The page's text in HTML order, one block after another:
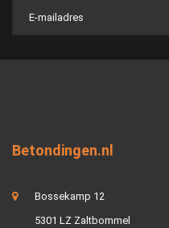
Betondingen.nl
Bossekamp 12
5301 LZ Zaltbommel